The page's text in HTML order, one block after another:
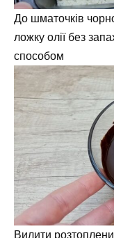
До шматочків
ложку олії без
способом
Вилити